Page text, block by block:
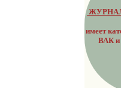
имеет
ВАК и